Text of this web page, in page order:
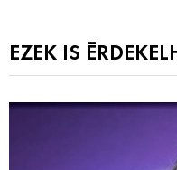
EZEK IS